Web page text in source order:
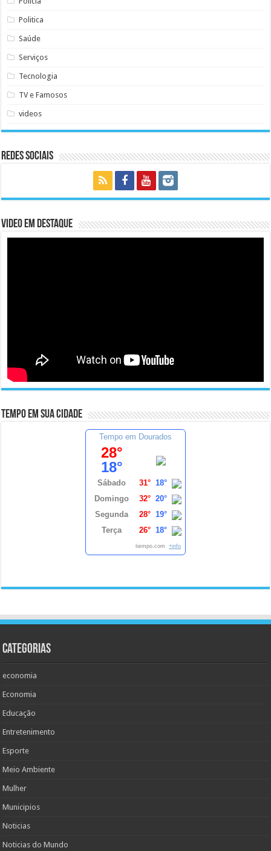
Politica
Saúde
Serviços
Tecnologia
TV e Famosos
videos
Redes Sociais
Video em Destaque
Tempo em sua cidade
Tempo em Dourados
28°
18°
Sábado 31° 18°
Domingo
32° 20°
Segunda
28° 19°
Terça
26° 18°
tiempo.com +info
Categorias
economia
Economia
Educação
Entretenimento
Esporte
Meio Ambiente
Mulher
Municipios
Noticias
Noticias do Mundo